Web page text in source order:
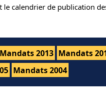
le calendrier de publication
Mandats 2013 Mandats
Mandats 2004